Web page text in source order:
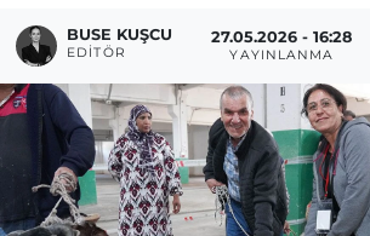
BUSE KUŞCU
EDITÖR
27.05.2026 - 16:28
YAYINLANMA